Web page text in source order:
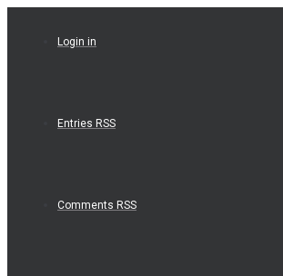
Login in
Entries RSS
Comments RSS